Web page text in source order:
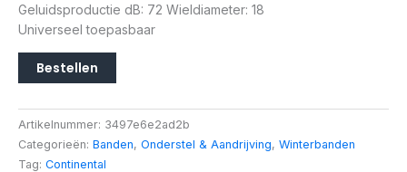
Geluidsproductie dB: 72 Wieldiameter: 18
Universeel toepasbaar
Bestellen
Artikelnummer: 3497e6e2ad2b
Categorieën: Banden, Onderstel & Aandrijving, Winterbanden
Tag: Continental